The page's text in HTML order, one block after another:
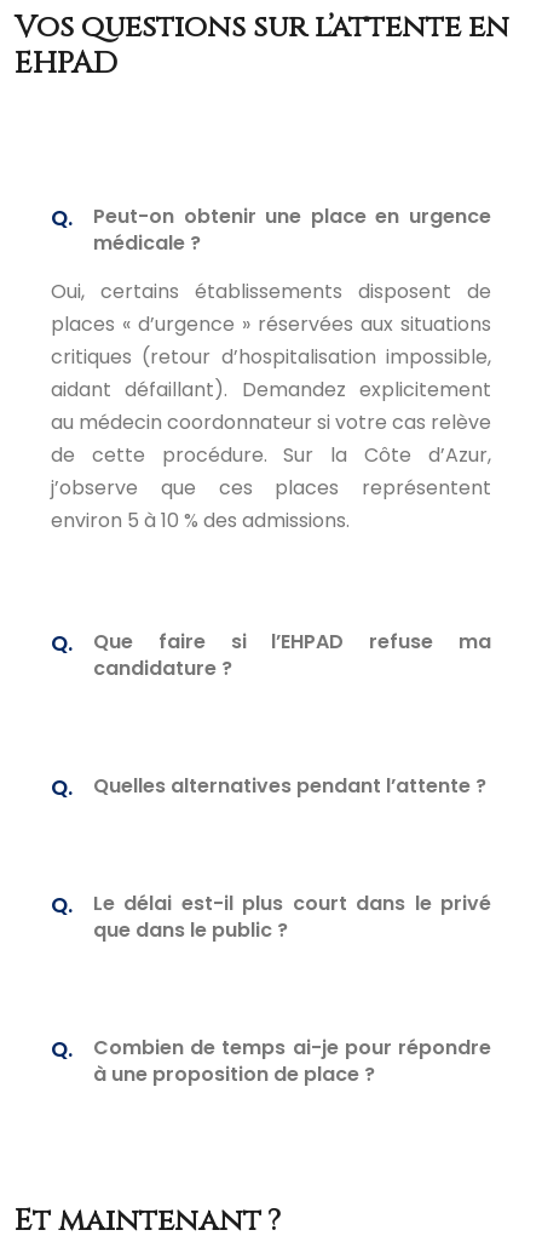
Vos questions sur l’attente en
EHPAD
Peut-on obtenir une place en urgence
médicale ?
Oui, certains établissements disposent de
places « d’urgence » réservées aux situations
critiques (retour d’hospitalisation impossible,
aidant défaillant). Demandez explicitement
au médecin coordonnateur si votre cas relève
de cette procédure. Sur la Côte d’Azur,
j’observe que ces places représentent
environ 5 à 10 % des admissions.
Que faire si l’EHPAD refuse ma
candidature ?
Quelles alternatives pendant l’attente ?
Le délai est-il plus court dans le privé
que dans le public ?
Combien de temps ai-je pour répondre
à une proposition de place ?
Et maintenant ?